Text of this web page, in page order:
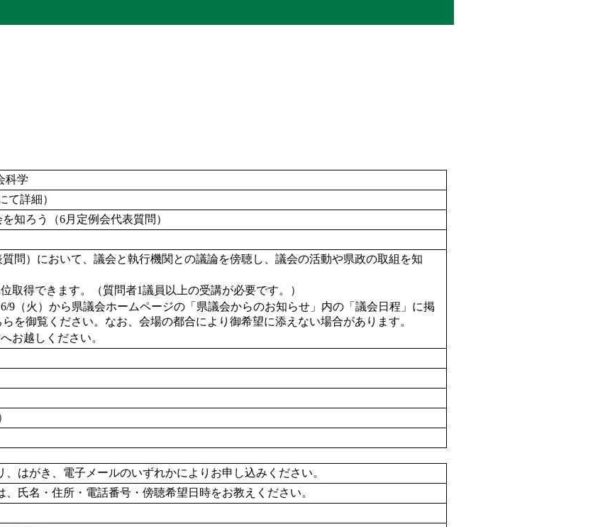
科学
て詳細）
知ろう（6月定例会代表質問）
問）において、議会と執行機関との議論を傍聴し、議会の活動や県政の取組を知
取得できます。（質問者1議員以上の受講が必要です。）
9（火）から県議会ホームページの「県議会からのお知らせ」内の「議会日程」に掲
を御覧ください。なお、会場の都合により御希望に添えない場合があります。
お越しください。
、はがき、電子メールのいずれかによりお申し込みください。
、氏名・住所・電話番号・傍聴希望日時をお教えください。